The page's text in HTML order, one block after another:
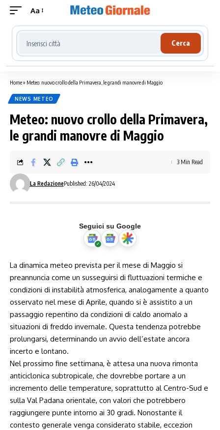
Aa
Cerca località meteo
Cerca
Home» Meteo: nuovo crollo della Primavera, le grandi manovre di Maggio
NEWS METEO
Meteo: nuovo crollo della Primavera,
le grandi manovre di Maggio
La RedazionePublished: 26/04/2024
3 Min Read
Seguici su Google
La dinamica meteo prevista per il mese di Maggio si
preannuncia come un susseguirsi di fluttuazioni termiche e
condizioni di instabilità atmosferica, analogamente a quanto
osservato nel mese di Aprile, quando si è assistito a un
passaggio repentino da condizioni di caldo anomalo a
situazioni di freddo invernale. Questa tendenza potrebbe
prolungarsi, determinando un avvio dell’estate ancora
incerto e lontano.
Nel prossimo fine settimana, è attesa una nuova rimonta
anticiclonica subtropicale, che dovrebbe portare a un
incremento delle temperature, soprattutto al Centro-Sud e
sulla Val Padana orientale, con valori che potrebbero
raggiungere punte intorno ai 30 gradi. Nonostante il
contesto generale venga considerato stabile, eccezion